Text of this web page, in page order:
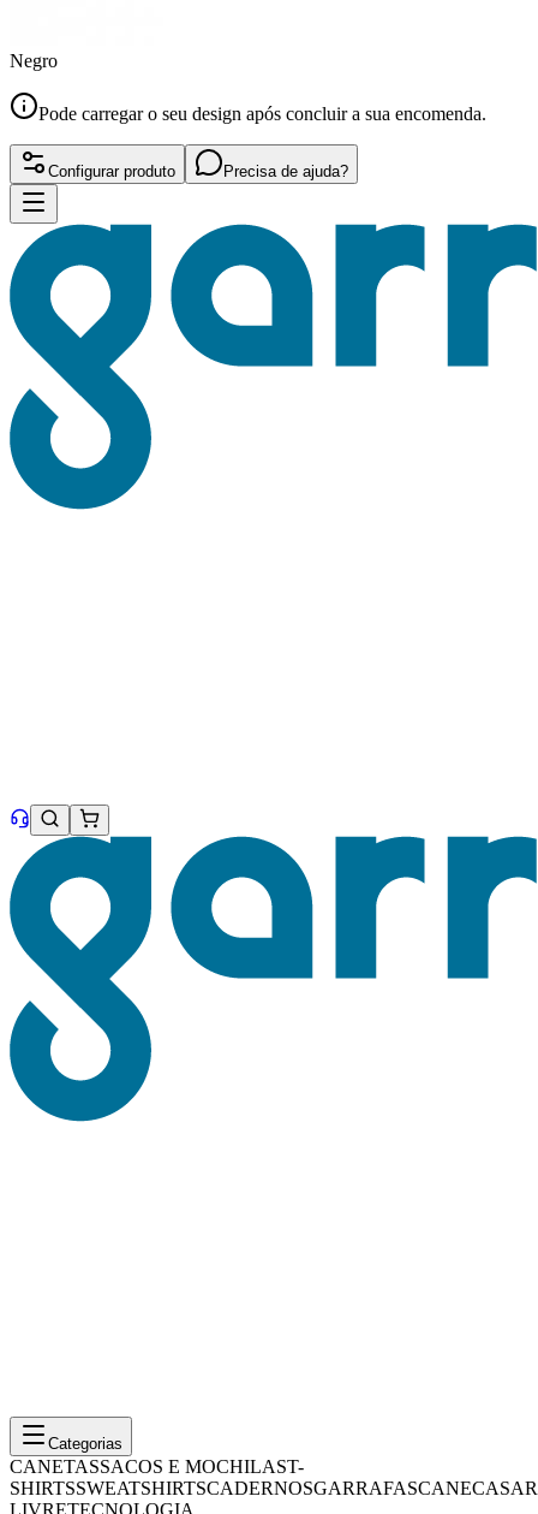
Negro
Pode carregar o seu design após concluir a sua encomenda.
Configurar produto Precisa de ajuda?
Categorias
CANETASSACOS E MOCHILAST-
SHIRTSSWEATSHIRTSCADERNOSGARRAFASCANECASAR
LIVRETECNOLOGIA